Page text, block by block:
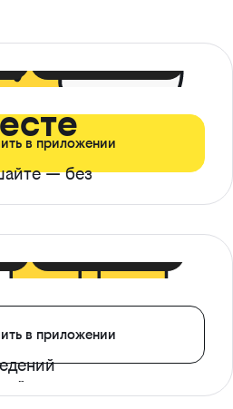
— без
в приложении
в приложении